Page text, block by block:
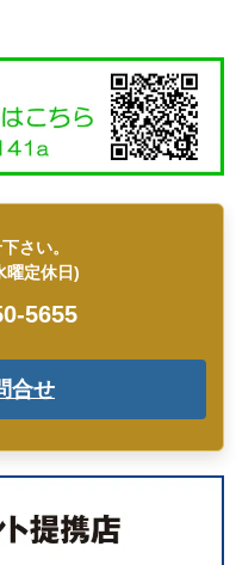
さい。
曜定休日)
5655
合せ